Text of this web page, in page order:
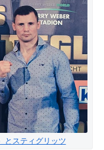
とスティグリッツ